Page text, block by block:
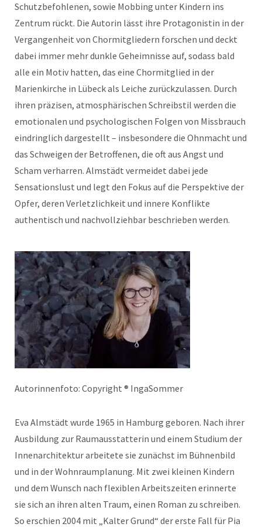
Schutzbefohlenen, sowie Mobbing unter Kindern ins
Zentrum rückt. Die Autorin lässt ihre Protagonistin in der
Vergangenheit von Chormitgliedern forschen und deckt
dabei immer mehr dunkle Geheimnisse auf, sodass bald
alle ein Motiv hatten, das eine Chormitglied in der
Marienkirche in Lübeck als Leiche zurückzulassen. Durch
ihren präzisen, atmosphärischen Schreibstil werden die
emotionalen und psychologischen Folgen von Missbrauch
eindringlich dargestellt – insbesondere die Ohnmacht und
das Schweigen der Betroffenen, die oft aus Angst und
Scham verharren. Almstädt vermeidet dabei jede
Sensationslust und legt den Fokus auf die Perspektive der
Opfer, deren Verletzlichkeit und innere Konflikte
authentisch und nachvollziehbar beschrieben werden.
Autorinnenfoto: Copyright ® IngaSommer
Eva Almstädt wurde 1965 in Hamburg geboren. Nach ihrer
Ausbildung zur Raumausstatterin und einem Studium der
Innenarchitektur arbeitete sie zunächst im Bühnenbild
und in der Wohnraumplanung. Mit zwei kleinen Kindern
und dem Wunsch nach flexiblen Arbeitszeiten erinnerte
sie sich an ihren alten Traum, einen Roman zu schreiben.
So erschien 2004 mit „Kalter Grund“ der erste Fall für Pia